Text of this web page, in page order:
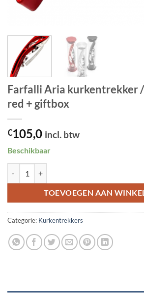
Farfalli Aria kurkentrekker
red + giftbox
€105,0 incl. btw
Beschikbaar
TOEVOEGEN AAN
Categorie: Kurkentrekkers